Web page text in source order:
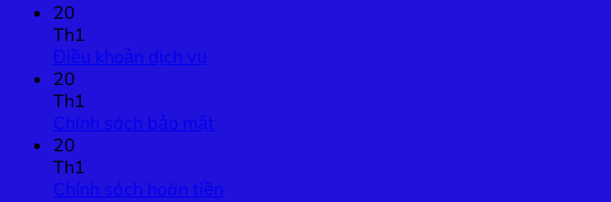
20
Th1
Điều khoản dịch vụ
20
Th1
Chính sách bảo mật
20
Th1
Chính sách hoàn tiền